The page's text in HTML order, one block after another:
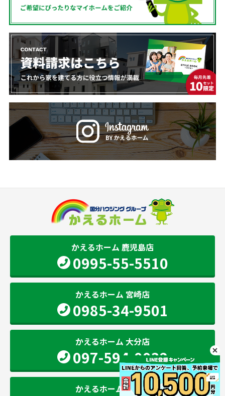
かえるホーム 鹿児島店
0995-55-5510
かえるホーム 宮崎店
0985-34-9501
かえるホーム 大分店
097-594-0032
かえるホーム 熊本店